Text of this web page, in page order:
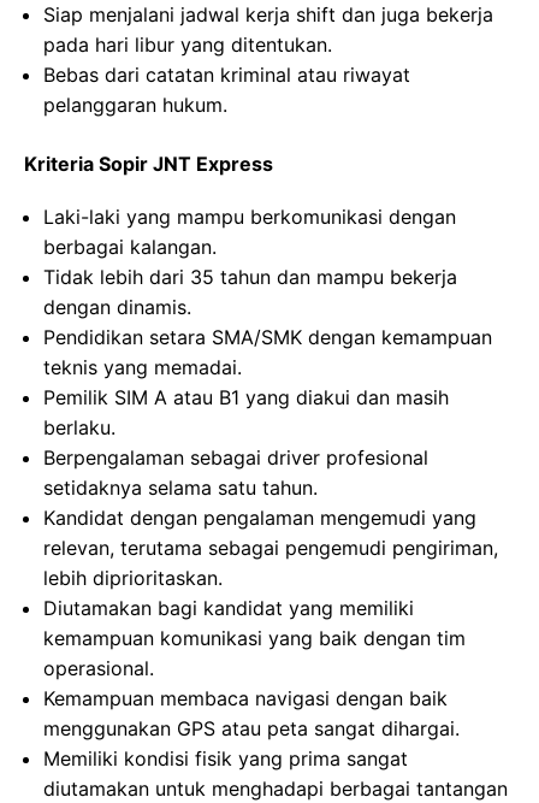
Siap menjalani jadwal kerja shift dan juga bekerja
pada hari libur yang ditentukan.
Bebas dari catatan kriminal atau riwayat
pelanggaran hukum.
Kriteria Sopir JNT Express
Laki-laki yang mampu berkomunikasi dengan
berbagai kalangan.
Tidak lebih dari 35 tahun dan mampu bekerja
dengan dinamis.
Pendidikan setara SMA/SMK dengan kemampuan
teknis yang memadai.
Pemilik SIM A atau B1 yang diakui dan masih
berlaku.
Berpengalaman sebagai driver profesional
setidaknya selama satu tahun.
Kandidat dengan pengalaman mengemudi yang
relevan, terutama sebagai pengemudi pengiriman,
lebih diprioritaskan.
Diutamakan bagi kandidat yang memiliki
kemampuan komunikasi yang baik dengan tim
operasional.
Kemampuan membaca navigasi dengan baik
menggunakan GPS atau peta sangat dihargai.
Memiliki kondisi fisik yang prima sangat
diutamakan untuk menghadapi berbagai tantangan